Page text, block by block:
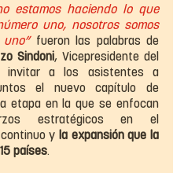
estamos haciendo lo que
uno, nosotros somos
uno” fueron las palabras de
Sindoni, Vicepresidente del
invitar a los asistentes a
el nuevo capítulo de
etapa en la que se enfocan
estratégicos en el
y la expansión que la
países.